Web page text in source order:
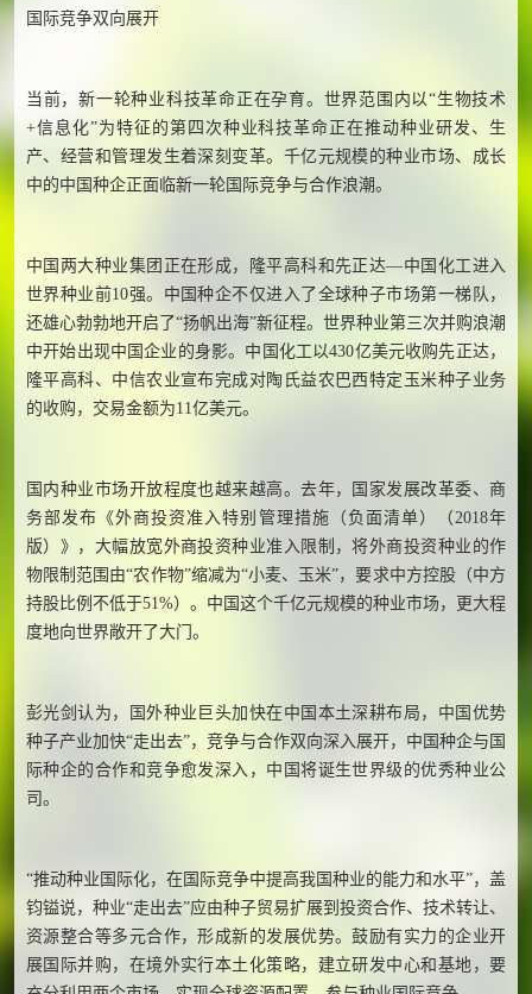
国际竞争双向展开
当前，新一轮种业科技革命正在孕育。世界范围内以“生物技术
+信息化”为特征的第四次种业科技革命正在推动种业研发、生
产、经营和管理发生着深刻变革。千亿元规模的种业市场、成长
中的中国种企正面临新一轮国际竞争与合作浪潮。
中国两大种业集团正在形成，隆平高科和先正达—中国化工进入
世界种业前10强。中国种企不仅进入了全球种子市场第一梯队，
还雄心勃勃地开启了“扬帆出海”新征程。世界种业第三次并购浪潮
中开始出现中国企业的身影。中国化工以430亿美元收购先正达，
隆平高科、中信农业宣布完成对陶氏益农巴西特定玉米种子业务
的收购，交易金额为11亿美元。
国内种业市场开放程度也越来越高。去年，国家发展改革委、商
务部发布《外商投资准入特别管理措施（负面清单）（2018年
版）》，大幅放宽外商投资种业准入限制，将外商投资种业的作
物限制范围由“农作物”缩减为“小麦、玉米”，要求中方控股（中方
持股比例不低于51%）。中国这个千亿元规模的种业市场，更大程
度地向世界敞开了大门。
彭光剑认为，国外种业巨头加快在中国本土深耕布局，中国优势
种子产业加快“走出去”，竞争与合作双向深入展开，中国种企与国
际种企的合作和竞争愈发深入，中国将诞生世界级的优秀种业公
司。
“推动种业国际化，在国际竞争中提高我国种业的能力和水平”，盖
钧镒说，种业“走出去”应由种子贸易扩展到投资合作、技术转让、
资源整合等多元合作，形成新的发展优势。鼓励有实力的企业开
展国际并购，在境外实行本土化策略，建立研发中心和基地，要